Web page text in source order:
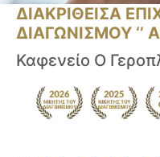
ΔΙΑΚΡΙΘΕΙΣΑ
ΔΙΑΓΩΝΙΣΜΟΥ ‘’
Καφενείο Ο